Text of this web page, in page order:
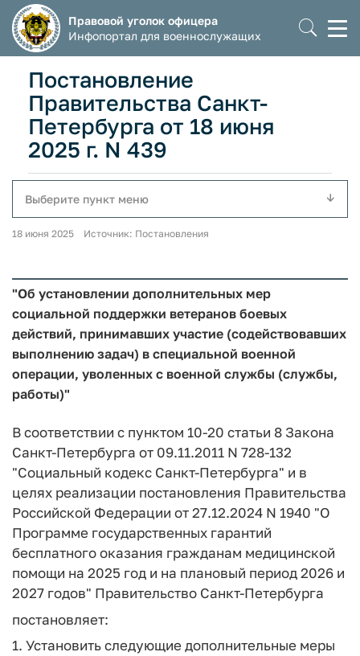
Правовой уголок офицера
Инфопортал для военнослужащих
Постановление
Правительства Санкт-
Петербурга от 18 июня
2025 г. N 439
Выберите пункт меню
18 июня 2025 Источник: Постановления
"Об установлении дополнительных мер
социальной поддержки ветеранов боевых
действий, принимавших участие (содействовавших
выполнению задач) в специальной военной
операции, уволенных с военной службы (службы,
работы)"
В соответствии с пунктом 10-20 статьи 8 Закона
Санкт-Петербурга от 09.11.2011 N 728-132
"Социальный кодекс Санкт-Петербурга" и в
целях реализации постановления Правительства
Российской Федерации от 27.12.2024 N 1940 "О
Программе государственных гарантий
бесплатного оказания гражданам медицинской
помощи на 2025 год и на плановый период 2026 и
2027 годов" Правительство Санкт-Петербурга
постановляет:
1. Установить следующие дополнительные меры